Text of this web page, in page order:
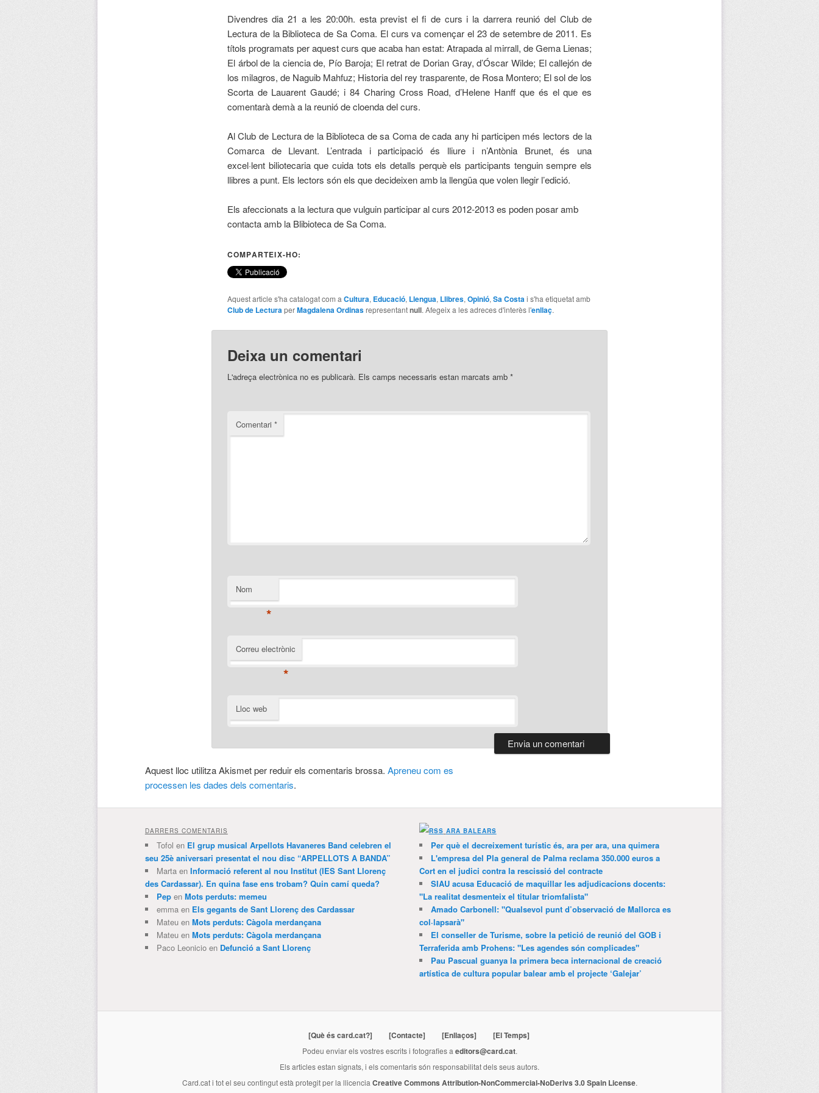
Divendres dia 21 a les 20:00h. esta previst el fi de curs i la darrera reunió del Club de
Lectura de la Biblioteca de Sa Coma. El curs va començar el 23 de setembre de 2011. Es
títols programats per aquest curs que acaba han estat: Atrapada al mirrall, de Gema Lienas;
El árbol de la ciencia de, Pío Baroja; El retrat de Dorian Gray, d’Óscar Wilde; El callejón de
los milagros, de Naguib Mahfuz; Historia del rey trasparente, de Rosa Montero; El sol de los
Scorta de Lauarent Gaudé; i 84 Charing Cross Road, d’Helene Hanff que és el que es
comentarà demà a la reunió de cloenda del curs.
Al Club de Lectura de la Biblioteca de sa Coma de cada any hi participen més lectors de la
Comarca de Llevant. L’entrada i participació és lliure i n’Antònia Brunet, és una
excel·lent biliotecaria que cuida tots els detalls perquè els participants tenguin sempre els
llibres a punt. Els lectors són els que decideixen amb la llengüa que volen llegir l’edició.
Els afeccionats a la lectura que vulguin participar al curs 2012-2013 es poden posar amb
contacta amb la Blibioteca de Sa Coma.
COMPARTEIX-HO:
Aquest article s'ha catalogat com a Cultura, Educació, Llengua, Llibres, Opinió, Sa Costai s'ha etiquetat amb
Club de LecturaperMagdalena Ordinasrepresentantnull. Afegeix a les adreces d'interès l'enllaç.
Deixa un comentari
L'adreça electrònica no es publicarà. Els camps necessaris estan marcats amb *
Comentari *
Nom
*
Correu electrònic
*
Lloc web
Aquest lloc utilitza Akismet per reduir els comentaris brossa. Apreneu com es
processen les dades dels comentaris.
DARRERS COMENTARIS
Tofol en El grup musical Arpellots Havaneres Band celebren el
seu 25è aniversari presentat el nou disc “ARPELLOTS A BANDA”
Martaen Informació referent al nou Institut (IES Sant Llorenç
des Cardassar). En quina fase ens trobam? Quin camí queda?
Pepen Mots perduts: memeu
emmaen Els gegants de Sant Llorenç des Cardassar
Mateuen Mots perduts: Càgola merdançana
Mateuen Mots perduts: Càgola merdançana
Paco Leonicioen Defunció a Sant Llorenç
ARA BALEARS
Per què el decreixement turístic és, ara per ara, una quimera
L'empresa del Pla general de Palma reclama 350.000 euros a
Cort en el judici contra la rescissió del contracte
SIAU acusa Educació de maquillar les adjudicacions docents:
"La realitat desmenteix el titular triomfalista"
Amado Carbonell: "Qualsevol punt d’observació de Mallorca es
col·lapsarà"
El conseller de Turisme, sobre la petició de reunió del GOB i
Terraferida amb Prohens: "Les agendes són complicades"
Pau Pascual guanya la primera beca internacional de creació
artística de cultura popular balear amb el projecte ‘Galejar’
[Què és card.cat?] [Contacte] [Enllaços] [El Temps]
Podeu enviar els vostres escrits i fotografies a editors@card.cat.
Els articles estan signats, i els comentaris són responsabilitat dels seus autors.
Card.cati tot el seu contingut està protegit per la llicencia Creative Commons Attribution-NonCommercial-NoDerivs 3.0 Spain License.